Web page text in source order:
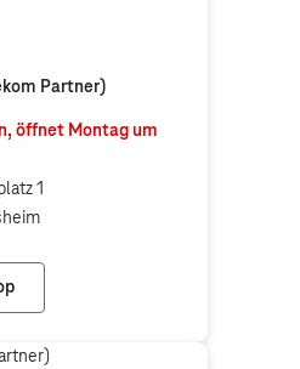
Partner)
öffnet Montag um
1
Shop (Telekom Partner)